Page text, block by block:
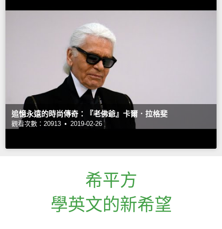
追憶永遠的時尚傳奇：『老佛爺』卡爾．拉格斐
觀看次數：20913 • 2019-02-26
希平方
學英文的新希望